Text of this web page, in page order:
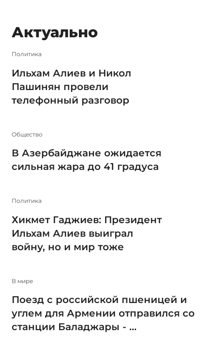
Актуально
Политика
Ильхам Алиев и Никол
Пашинян провели
телефонный разговор
Общество
В Азербайджане ожидается
сильная жара до 41 градуса
Политика
Хикмет Гаджиев: Президент
Ильхам Алиев выиграл
войну, но и мир тоже
В мире
Поезд с российской пшеницей и
углем для Армении отправился со
станции Баладжары - ...